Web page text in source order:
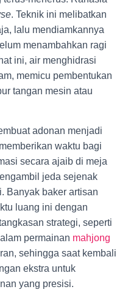
. Teknik ini melibatkan
lalu mendiamkannya
menambahkan ragi
ini, air menghidrasi
memicu pembentukan
tangan mesin atau
adonan menjadi
waktu bagi
secara ajaib di meja
jeda sejenak
Banyak baker artisan
luang ini dengan
strategi, seperti
permainan mahjong
sehingga saat kembali
ekstra untuk
yang presisi.